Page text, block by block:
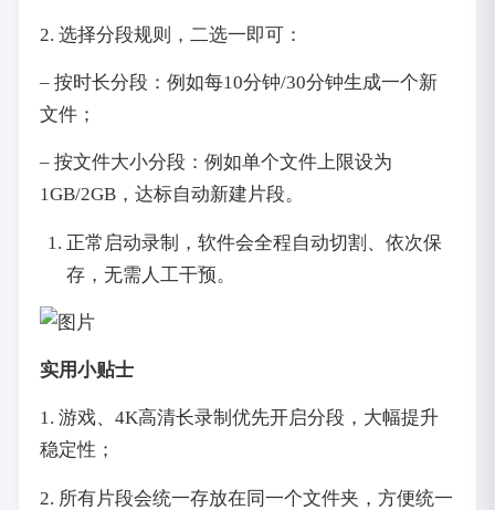
2. 选择分段规则，二选一即可：
– 按时长分段：例如每10分钟/30分钟生成一个新
文件；
– 按文件大小分段：例如单个文件上限设为
1GB/2GB，达标自动新建片段。
正常启动录制，软件会全程自动切割、依次保
存，无需人工干预。
实用小贴士
1. 游戏、4K高清长录制优先开启分段，大幅提升
稳定性；
2. 所有片段会统一存放在同一个文件夹，方便统一